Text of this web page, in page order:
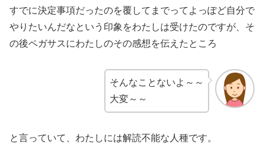
すでに決定事項だったのを覆してまでってよっぽど自分で
やりたいんだなという印象をわたしは受けたのですが、そ
の後ペガサスにわたしのその感想を伝えたところ
そんなことないよ～～
大変～～
と言っていて、わたしには解読不能な人種です。